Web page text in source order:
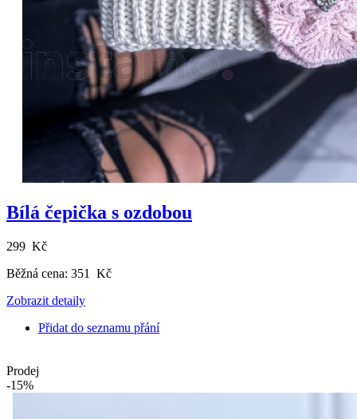
Bílá čepička s ozdobou
299 Kč
Běžná cena: 351 Kč
Zobrazit detaily
Přidat do seznamu přání
Prodej
-15%